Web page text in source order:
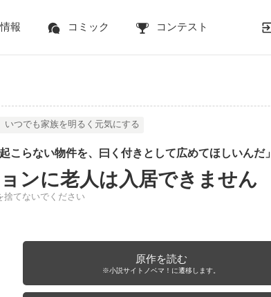
報 コミック コンテスト
いつでも家族を明るく元気にする
こらない物件を、曰く付きとして広めてほしいんだ」
ンに老人は入居できません
捨てないでください
原作を読む
※小説サイトノベマ！に遷移します。